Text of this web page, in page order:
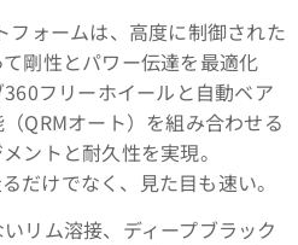
ォームは、高度に制御された
剛性とパワー伝達を最適化
フリーホイールと自動ベア
QRMオート）を組み合わせる
ントと耐久性を実現。
だけでなく、見た目も速い。
リム溶接、ディープブラック